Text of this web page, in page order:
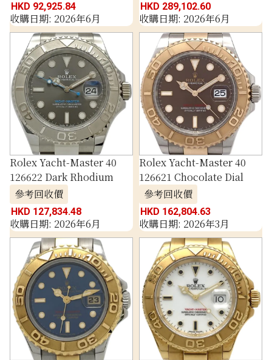
HKD 92,925.84
收購日期: 2026年6月
HKD 289,102.60
收購日期: 2026年6月
Rolex Yacht-Master 40
126622 Dark Rhodium
參考回收價
HKD 127,834.48
收購日期: 2026年6月
Rolex Yacht-Master 40
126621 Chocolate Dial
參考回收價
HKD 162,804.63
收購日期: 2026年3月